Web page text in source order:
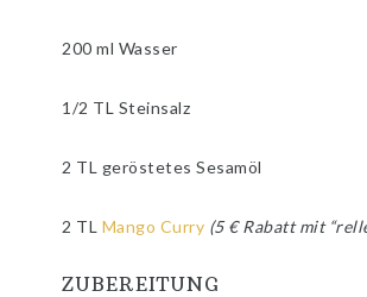
200 ml Wasser
1/2 TL Steinsalz
2 TL geröstetes Sesamöl
2 TL Mango Curry (5 € Rabatt mit
ZUBEREITUNG